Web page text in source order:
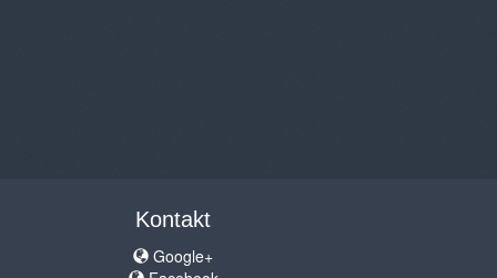
Kontakt
Google+